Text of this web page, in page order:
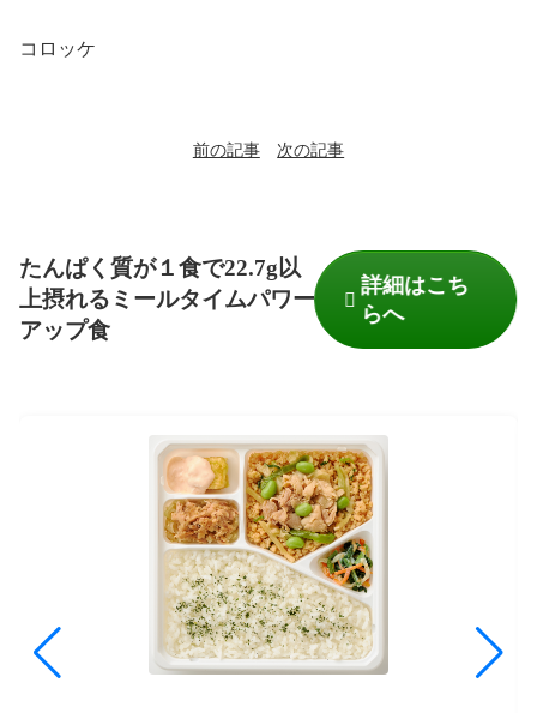
コロッケ
前の記事 次の記事
たんぱく質が１食で22.7g以
上摂れるミールタイムパワー
アップ食
詳細はこち
らへ